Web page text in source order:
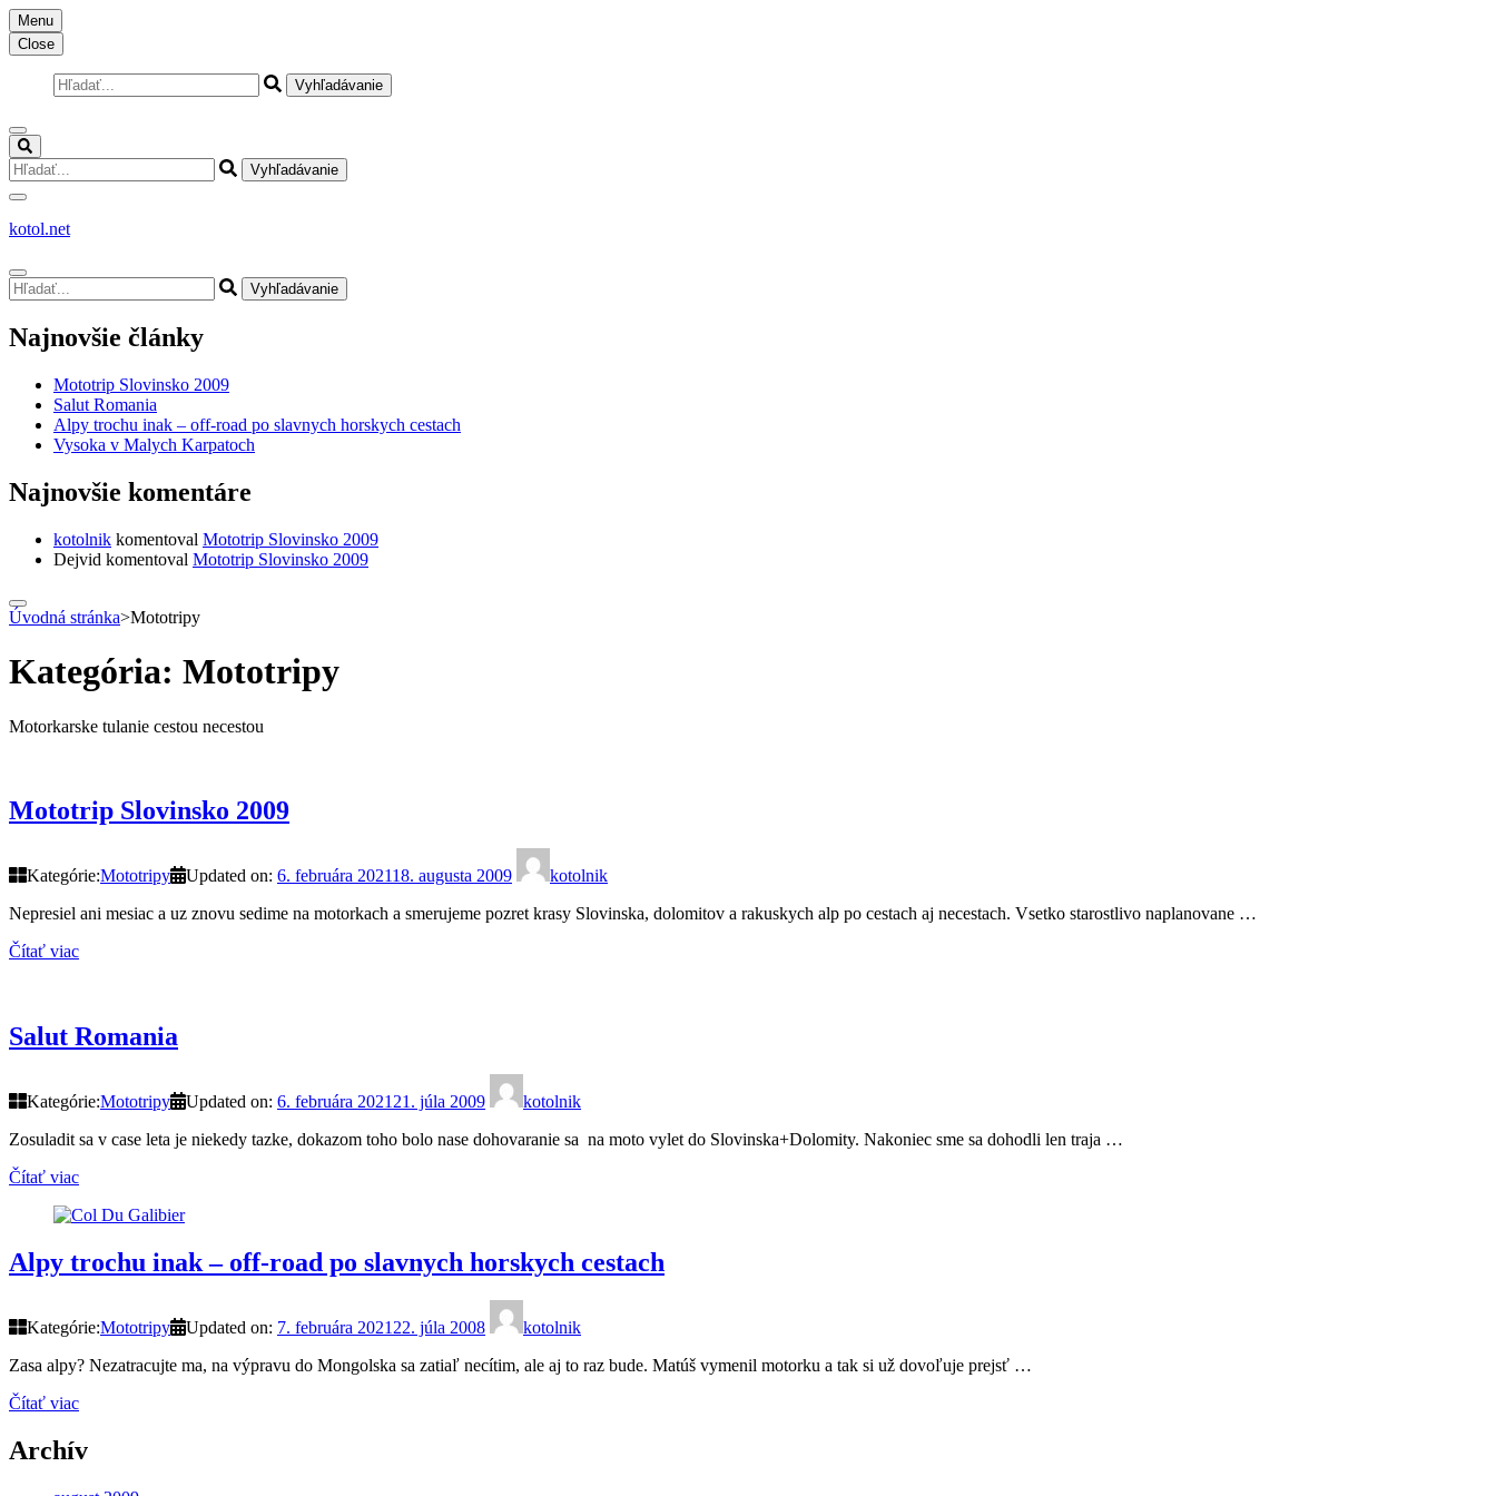
Skočiť
na
obsah
(stlačte
Menu
Close
Hľadať:
Hľadať:
kotol.net
Hľadať:
Najnovšie články
Mototrip Slovinsko 2009
Salut Romania
Alpy trochu inak – off-road po slavnych horskych cestach
Vysoka v Malych Karpatoch
Najnovšie komentáre
kotolnik komentoval Mototrip Slovinsko 2009
Dejvid komentoval Mototrip Slovinsko 2009
Úvodná stránka>Mototripy
Kategória: Mototripy
Motorkarske tulanie cestou necestou
Mototrip Slovinsko 2009
Kategórie:Mototripy Updated on: 6. februára 202118. augusta 2009
kotolnik
Nepresiel ani mesiac a uz znovu sedime na motorkach a smerujeme pozret krasy Slovinska, dolomitov a rakuskych alp po cestach aj necestach. Vsetko starostlivo naplanovane …
Čítať viac
Salut Romania
Kategórie:Mototripy Updated on: 6. februára 2021 21. júla 2009
kotolnik
Zosuladit sa v case leta je niekedy tazke, dokazom toho bolo nase dohovaranie sa na moto vylet do Slovinska+Dolomity. Nakoniec sme sa dohodli len traja …
Čítať viac
Alpy trochu inak – off-road po slavnych horskych cestach
Kategórie:Mototripy Updated on: 7. februára 2021 22. júla 2008
kotolnik
Zasa alpy? Nezatracujte ma, na výpravu do Mongolska sa zatiaľ necítim, ale aj to raz bude. Matúš vymenil motorku a tak si už dovoľuje prejsť …
Čítať viac
Archív